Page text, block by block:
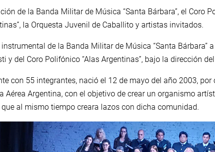
de la Banda Militar de Música “Santa Bárbara”, el Coro
la Orquesta Juvenil de Caballito y artistas invitados.
de la Banda Militar de Música “Santa Bárbara”
y del Coro Polifónico “Alas Argentinas”, bajo la dirección
con 55 integrantes, nació el 12 de mayo del año 2003, por
Aérea Argentina, con el objetivo de crear un organismo
al mismo tiempo creara lazos con dicha comunidad.